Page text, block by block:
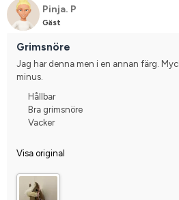
Pinja. P
Gäst
Grimsnöre
Jag har denna men i en annan färg.
minus.
Hållbar
Bra grimsnöre
Vacker
Visa original